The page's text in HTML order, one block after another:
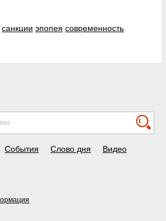
санкции эпопея современность
События Слово дня Видео